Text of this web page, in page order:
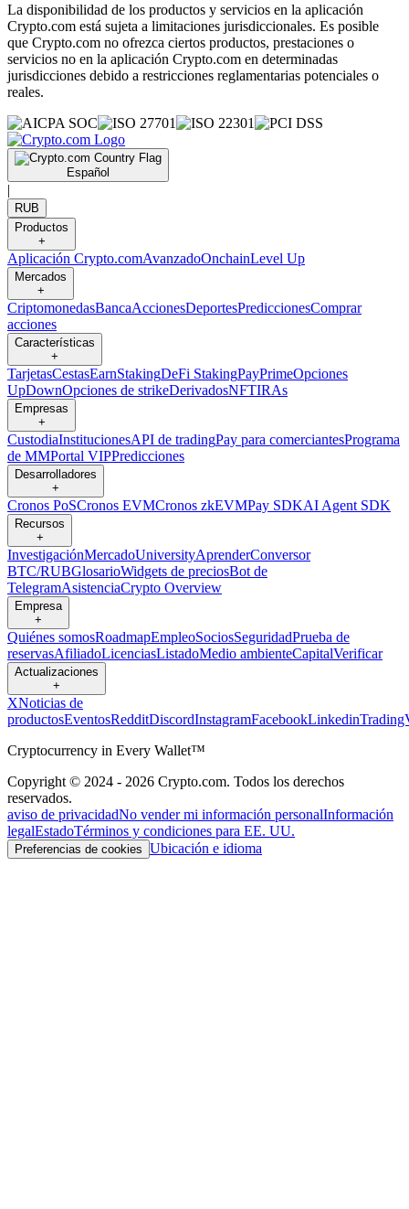
La disponibilidad de los productos y servicios en la aplicación
Crypto.com está sujeta a limitaciones jurisdiccionales. Es posible
que Crypto.com no ofrezca ciertos productos, prestaciones o
servicios no en la aplicación Crypto.com en determinadas
jurisdicciones debido a restricciones reglamentarias potenciales o
reales.
Español
|
RUB
Productos
+
Aplicación Crypto.comAvanzadoOnchainLevel Up
Mercados
+
CriptomonedasBancaAccionesDeportesPrediccionesComprar
acciones
Características
+
TarjetasCestasEarnStakingDeFi StakingPayPrimeOpciones
UpDownOpciones de strikeDerivadosNFTIRAs
Empresas
+
CustodiaInstitucionesAPI de tradingPay para comerciantesPrograma
de MMPortal VIPPredicciones
Desarrolladores
+
Cronos PoSCronos EVMCronos zkEVMPay SDKAI Agent SDK
Recursos
+
InvestigaciónMercadoUniversityAprenderConversor
BTC/RUBGlosarioWidgets de preciosBot de
TelegramAsistenciaCrypto Overview
Empresa
+
Quiénes somosRoadmapEmpleoSociosSeguridadPrueba de
reservasAfiliadoLicenciasListadoMedio ambienteCapitalVerificar
Actualizaciones
+
XNoticias de
productosEventosRedditDiscordInstagramFacebookLinkedin
Cryptocurrency in Every Wallet™
Copyright © 2024 - 2026 Crypto.com. Todos los derechos
reservados.
aviso de privacidadNo vender mi información personalInformación
legalEstadoTérminos y condiciones para EE. UU.
Preferencias de cookies Ubicación e idioma